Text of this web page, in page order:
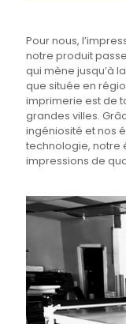
Pour nous,
notre produit
qui mène jusqu’à
que située en
imprimerie est de
grandes villes.
ingéniosité et nos
technologie, notre
impressions de